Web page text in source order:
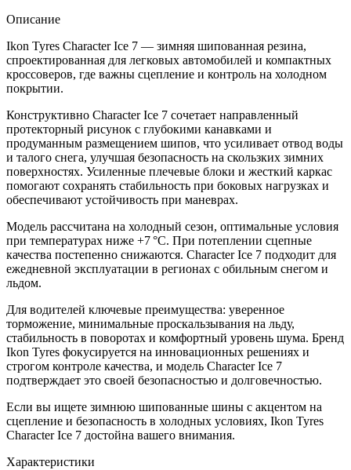
Описание
Ikon Tyres Character Ice 7 — зимняя шипованная резина,
спроектированная для легковых автомобилей и компактных
кроссоверов, где важны сцепление и контроль на холодном
покрытии.
Конструктивно Character Ice 7 сочетает направленный
протекторный рисунок с глубокими канавками и
продуманным размещением шипов, что усиливает отвод воды
и талого снега, улучшая безопасность на скользких зимних
поверхностях. Усиленные плечевые блоки и жесткий каркас
помогают сохранять стабильность при боковых нагрузках и
обеспечивают устойчивость при маневрах.
Модель рассчитана на холодный сезон, оптимальные условия
при температурах ниже +7 °C. При потеплении сцепные
качества постепенно снижаются. Character Ice 7 подходит для
ежедневной эксплуатации в регионах с обильным снегом и
льдом.
Для водителей ключевые преимущества: уверенное
торможение, минимальные проскальзывания на льду,
стабильность в поворотах и комфортный уровень шума. Бренд
Ikon Tyres фокусируется на инновационных решениях и
строгом контроле качества, и модель Character Ice 7
подтверждает это своей безопасностью и долговечностью.
Если вы ищете зимнюю шипованные шины с акцентом на
сцепление и безопасность в холодных условиях, Ikon Tyres
Character Ice 7 достойна вашего внимания.
Характеристики